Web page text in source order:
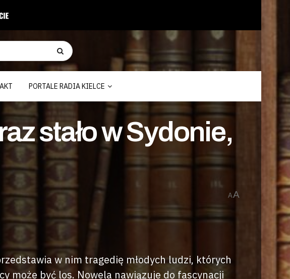
PORTALE RADIA KIELCE
stało w Sydonie,
AA
w nim tragedię młodych ludzi, których
może być los. Nowela nawiązuje do fascynacji